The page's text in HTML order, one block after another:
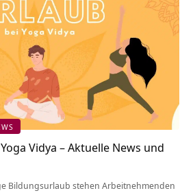
Vidya – Aktuelle News und
Bildungsurlaub stehen Arbeitnehmenden